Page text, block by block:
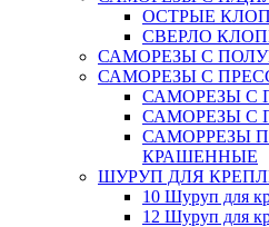
ОСТРЫЕ
СВЕРЛО
САМОРЕЗЫ С
САМОРЕЗЫ С
САМОРЕЗЫ С
САМОРЕЗЫ С
САМОРРЕЗЫ
КРАШЕННЫЕ
ШУРУП ДЛЯ
10 Шуруп для
12 Шуруп для